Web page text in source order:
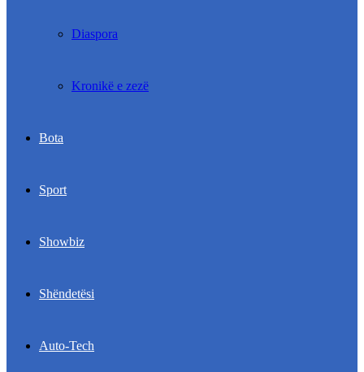
Diaspora
Kronikë e zezë
Bota
Sport
Showbiz
Shëndetësi
Auto-Tech